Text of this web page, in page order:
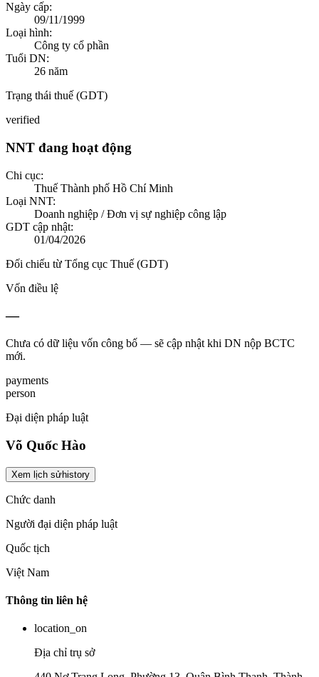
Ngày cấp:
09/11/1999
Loại hình:
Công ty cổ phần
Tuổi DN:
26 năm
Trạng thái thuế (GDT)
verified
NNT đang hoạt động
Chi cục:
Thuế Thành phố Hồ Chí Minh
Loại NNT:
Doanh nghiệp / Đơn vị sự nghiệp công lập
GDT cập nhật:
01/04/2026
Đối chiếu từ Tổng cục Thuế (GDT)
Vốn điều lệ
—
Chưa có dữ liệu vốn công bố — sẽ cập nhật khi DN nộp BCTC
mới.
payments
person
Đại diện pháp luật
Võ Quốc Hào
Xem lịch sửhistory
Chức danh
Người đại diện pháp luật
Quốc tịch
Việt Nam
Thông tin liên hệ
location_on
Địa chỉ trụ sở